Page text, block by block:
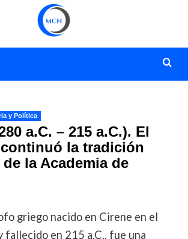
y Política
a.C. – 215 a.C.). El
la tradición
la Academia de
griego nacido en Cirene en el
fallecido en 215 a.C., fue una